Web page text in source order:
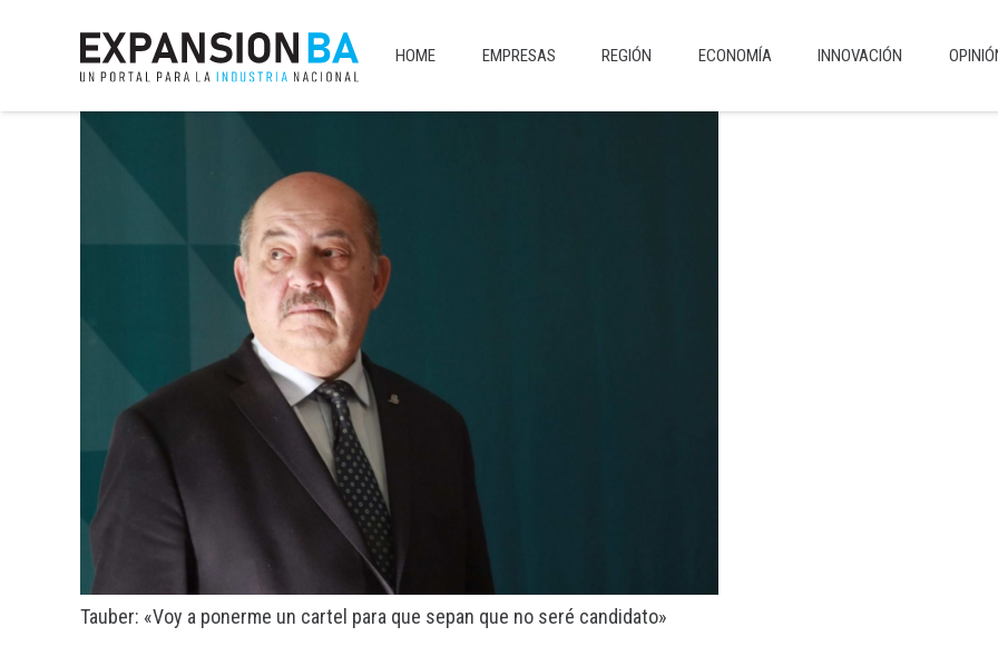
HOME EMPRESAS REGIÓN ECONOMÍA INNOVACIÓN
Tauber: «Voy a ponerme un cartel para que sepan que no seré candidato»